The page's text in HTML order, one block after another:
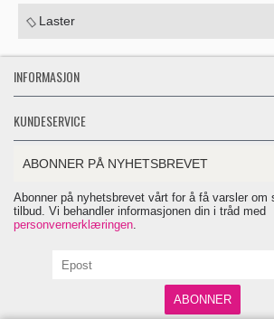
Laster
INFORMASJON
KUNDESERVICE
ABONNER PÅ NYHETSBREVET
Abonner på nyhetsbrevet vårt for å få varsler om
tilbud. Vi behandler informasjonen din i tråd med
personvernerklæringen.
ABONNER